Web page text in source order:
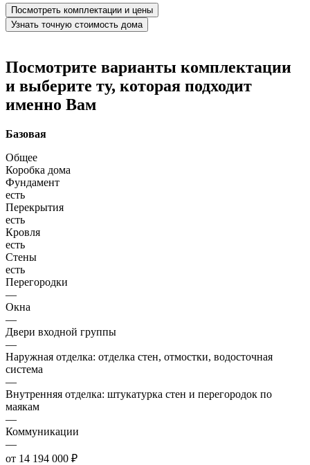
Посмотреть комплектации и цены
Узнать точную стоимость дома
Посмотрите варианты комплектации
и выберите ту, которая подходит
именно Вам
Базовая
Общее
Коробка дома
Фундамент
есть
Перекрытия
есть
Кровля
есть
Стены
есть
Перегородки
—
Окна
—
Двери входной группы
—
Наружная отделка: отделка стен, отмостки, водосточная
система
—
Внутренняя отделка: штукатурка стен и перегородок по
маякам
—
Коммуникации
—
от 14 194 000 ₽